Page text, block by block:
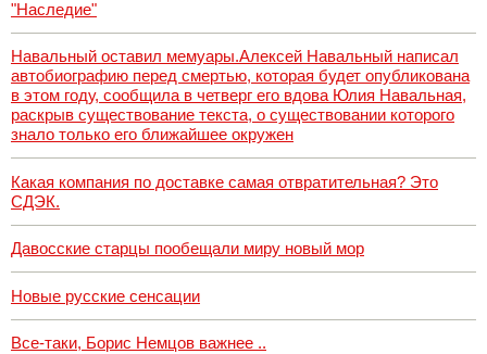
"Наследие"
Навальный оставил мемуары.Алексей Навальный написал
автобиографию перед смертью, которая будет опубликована
в этом году, сообщила в четверг его вдова Юлия Навальная,
раскрыв существование текста, о существовании которого
знало только его ближайшее окружен
Какая компания по доставке самая отвратительная? Это
СДЭК.
Давосские старцы пообещали миру новый мор
Новые русские сенсации
Все-таки, Борис Немцов важнее ..